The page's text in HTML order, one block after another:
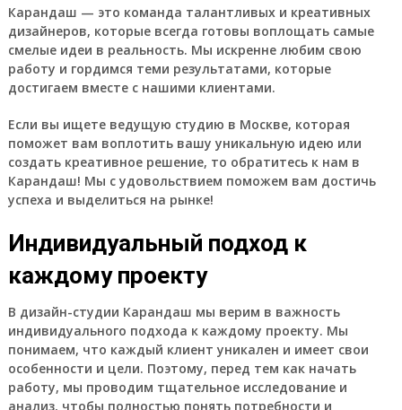
Карандаш — это команда талантливых и креативных
дизайнеров, которые всегда готовы воплощать самые
смелые идеи в реальность. Мы искренне любим свою
работу и гордимся теми результатами, которые
достигаем вместе с нашими клиентами.
Если вы ищете ведущую студию в Москве, которая
поможет вам воплотить вашу уникальную идею или
создать креативное решение, то обратитесь к нам в
Карандаш! Мы с удовольствием поможем вам достичь
успеха и выделиться на рынке!
Индивидуальный подход к
каждому проекту
В дизайн-студии Карандаш мы верим в важность
индивидуального подхода к каждому проекту. Мы
понимаем, что каждый клиент уникален и имеет свои
особенности и цели. Поэтому, перед тем как начать
работу, мы проводим тщательное исследование и
анализ, чтобы полностью понять потребности и